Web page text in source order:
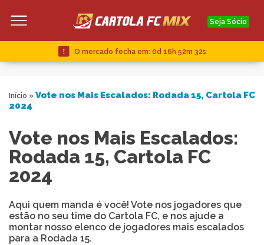
Seja Sócio
O mercado fecha em: 0d 16h 52m 31s
Início » Vote nos Mais Escalados: Rodada 15, Cartola FC
2024
Vote nos Mais Escalados:
Rodada 15, Cartola FC
2024
Aqui quem manda é você! Vote nos jogadores que
estão no seu time do Cartola FC, e nos ajude a
montar nosso elenco de jogadores mais escalados
para a Rodada 15.